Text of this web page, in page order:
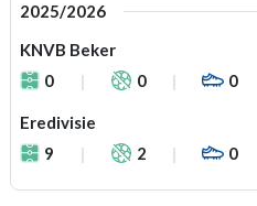
2025/2026
KNVB Beker
0
0 0
Eredivisie
9
2 0